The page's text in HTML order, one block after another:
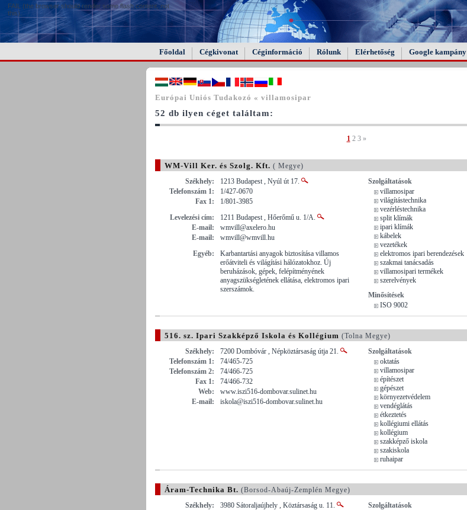
FAIL (the browser should render some flash content, not
this).
Főoldal Cégkivonat Céginformáció Rólunk Elérhetőség Google kampány
Európai Uniós Tudakozó « villamosipar
52 db ilyen céget találtam:
1 2 3 »
WM-Vill Ker. és Szolg. Kft. ( Megye)
Székhely:
1213 Budapest , Nyúl út 17.
Telefonszám 1:
1/427-0670
Fax 1:
1/801-3985
Levelezési cím:
1211 Budapest , Hőerőmű u. 1/A.
E-mail:
wmvill@axelero.hu
E-mail:
wmvill@wmvill.hu
Egyéb:
Karbantartási anyagok biztosítása villamos
erőátviteli és világítási hálózatokhoz. Új
beruházások, gépek, felépítményének
anyagszükségletének ellátása, elektromos ipari
szerszámok.
Szolgáltatások
villamosipar
világítástechnika
vezérléstechnika
split klímák
ipari klímák
kábelek
vezetékek
elektromos ipari berendezések
szakmai tanácsadás
villamosipari termékek
szerelvények
Minősítések
ISO 9002
516. sz. Ipari Szakképző Iskola és Kollégium (Tolna Megye)
Székhely:
7200 Dombóvár , Népköztársaság útja 21.
Telefonszám 1:
74/465-725
Telefonszám 2:
74/466-725
Fax 1:
74/466-732
Web:
www.iszi516-dombovar.sulinet.hu
E-mail:
iskola@iszi516-dombovar.sulinet.hu
Szolgáltatások
oktatás
villamosipar
építészet
gépészet
környezetvédelem
vendéglátás
étkeztetés
kollégiumi ellátás
kollégium
szakképző iskola
szakiskola
ruhaipar
Áram-Technika Bt. (Borsod-Abaúj-Zemplén Megye)
Székhely:
3980 Sátoraljaújhely , Köztársaság u. 11.
Szolgáltatások